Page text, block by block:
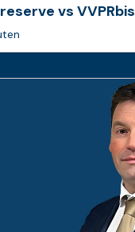
vs VVPRbis